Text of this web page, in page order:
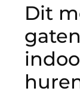
Dit